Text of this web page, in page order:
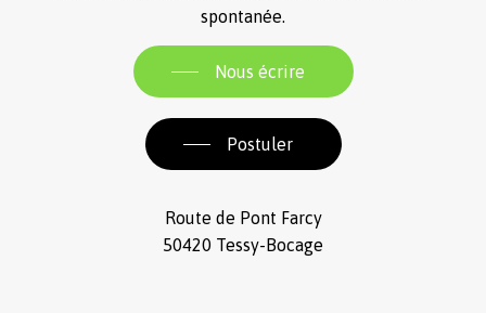
spontanée.
Nous écrire
Postuler
Route de Pont Farcy
50420 Tessy-Bocage